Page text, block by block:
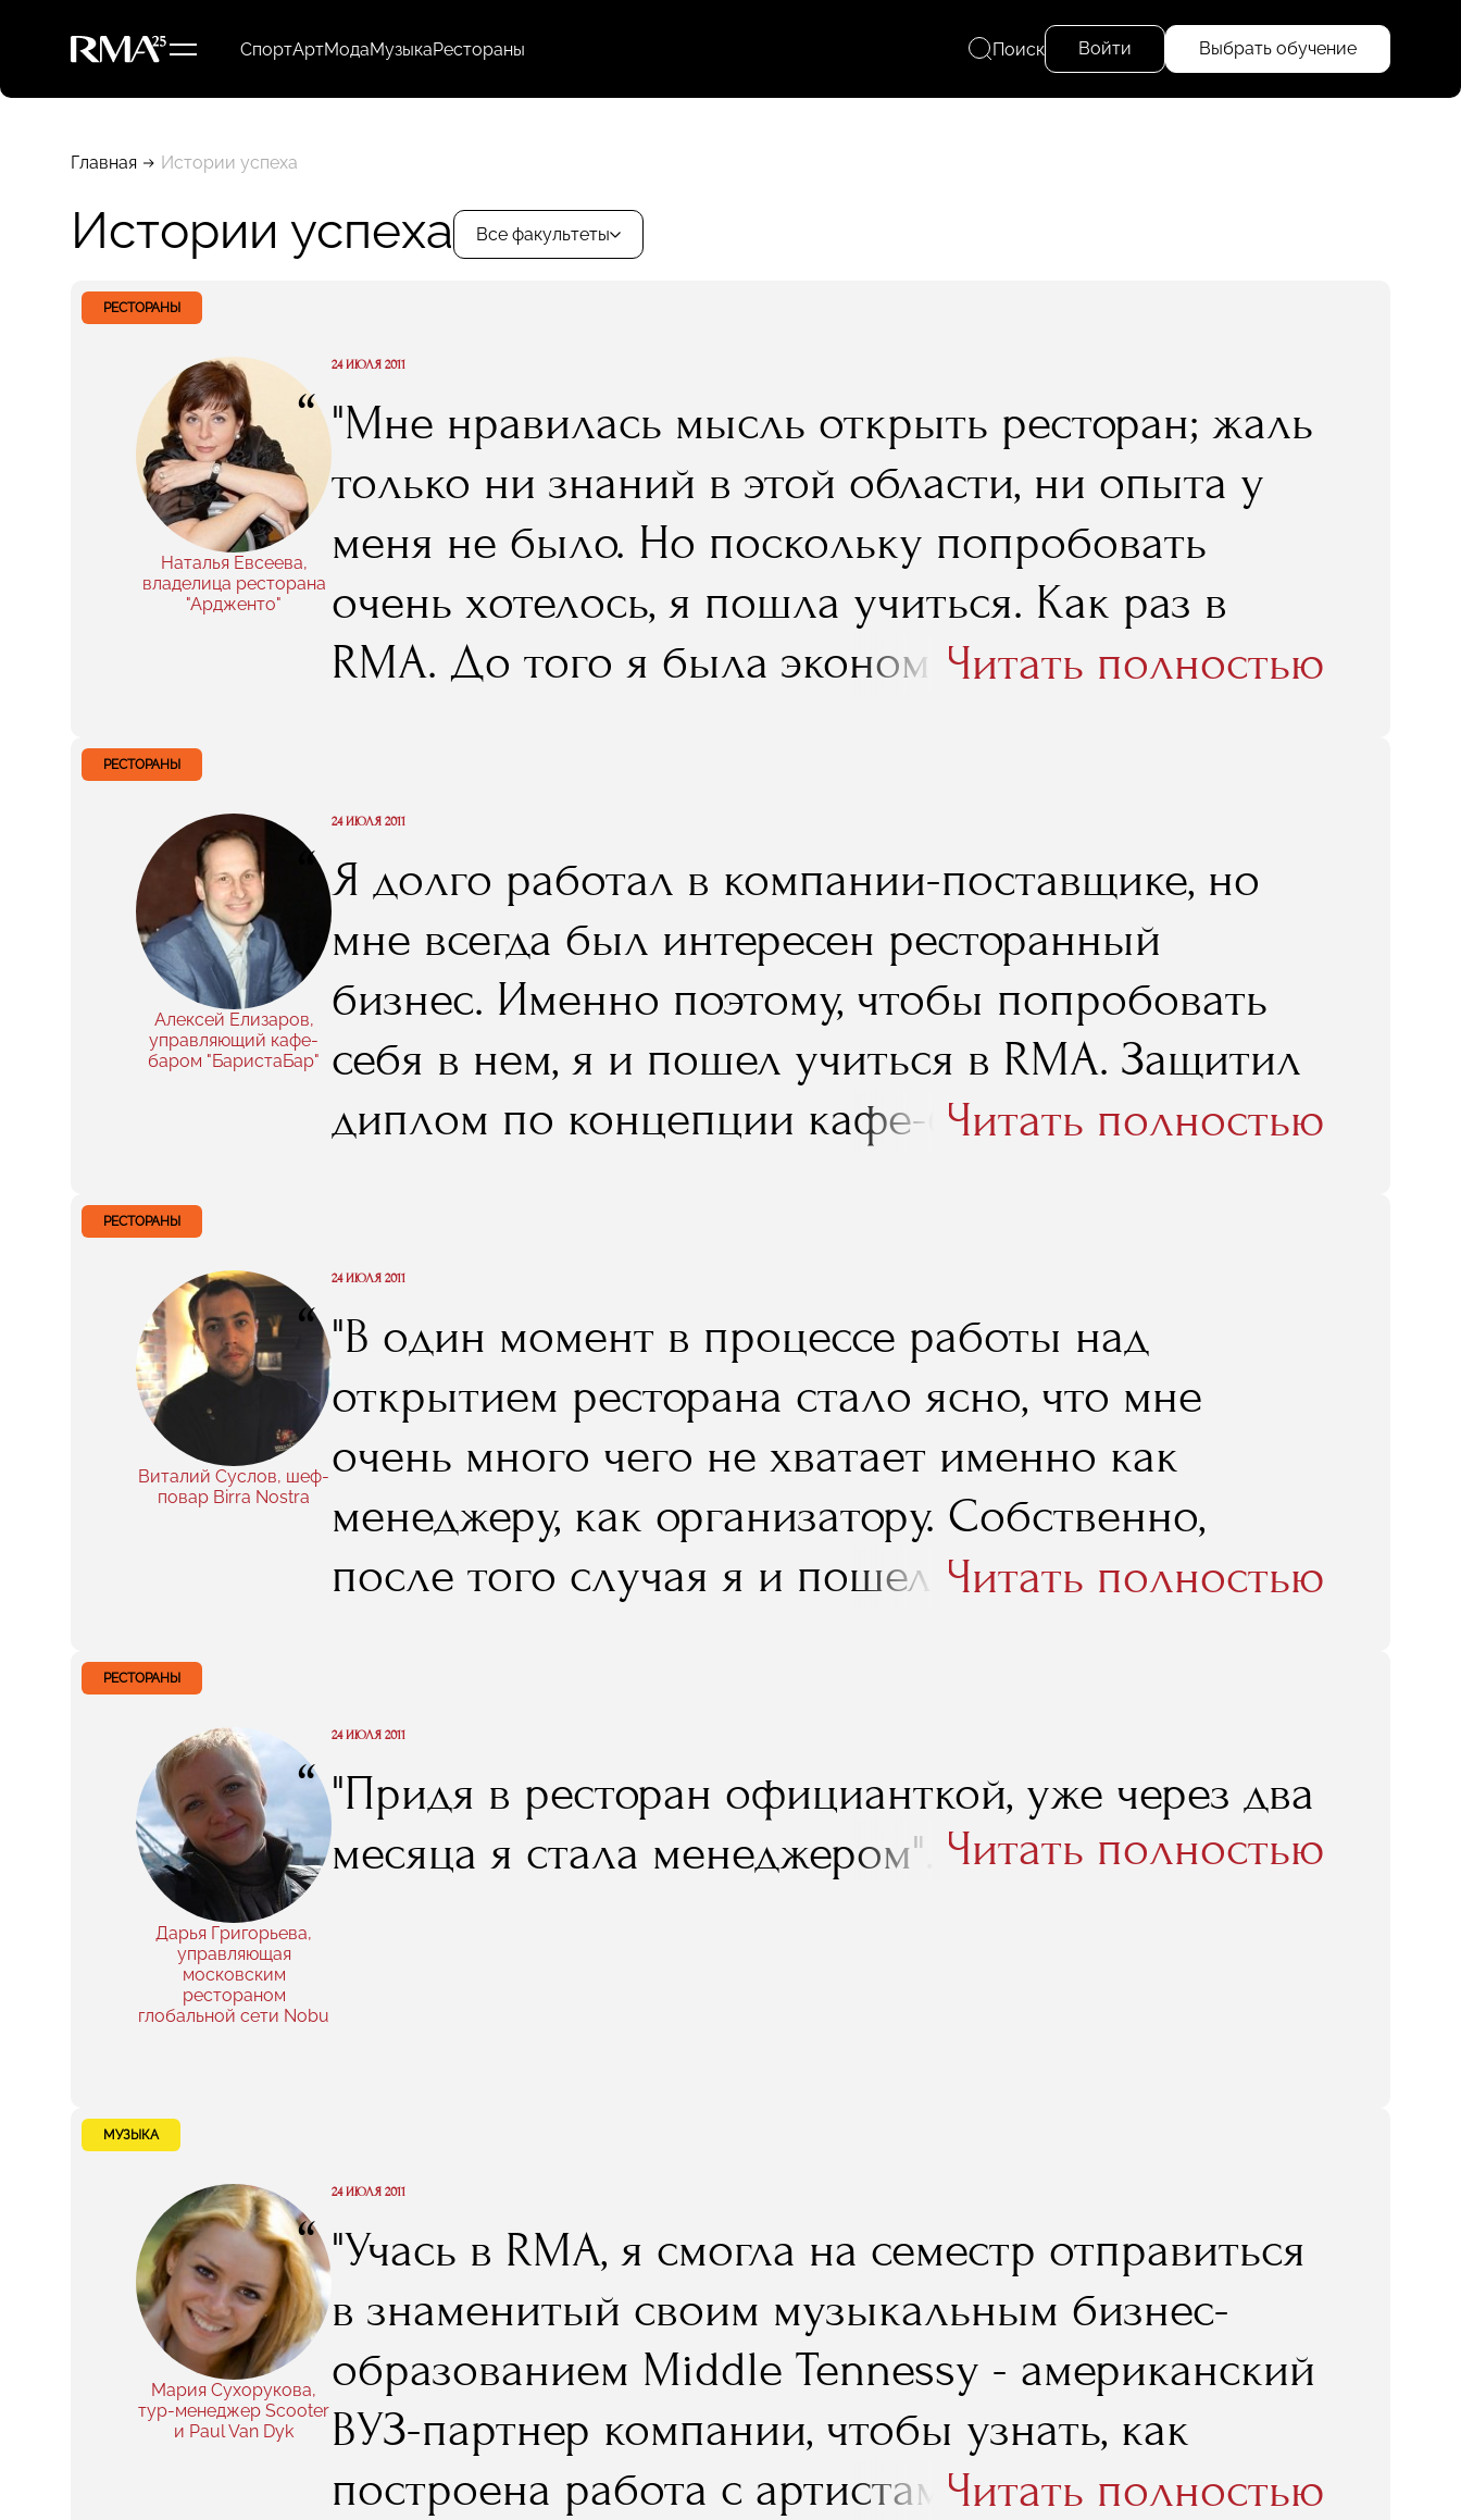
СпортАртМодаМузыкаРестораны Поиск Войти Выбрать обучение
Главная Истории успеха
Истории успеха Все факультеты
РЕСТОРАНЫ
Наталья Евсеева,
владелица ресторана
"Ардженто"
“
24 ИЮЛЯ 2011
"Мне нравилась мысль открыть ресторан; жаль
только ни знаний в этой области, ни опыта у
меня не было. Но поскольку попробовать
очень хотелось, я пошла учиться. Как раз в
RMA. До того я была экономистом по
конечно, в моей нынешней работе очень
помогает. А вот уже профильные знания, те,
без которых не обойтись именно ресторатору,
мне дала учеба в RMA".
Читать полностью
РЕСТОРАНЫ
Алексей Елизаров,
управляющий кафе-
баром "БаристаБар"
“
24 ИЮЛЯ 2011
Я долго работал в компании-поставщике, но
мне всегда был интересен ресторанный
бизнес. Именно поэтому, чтобы попробовать
себя в нем, я и пошел учиться в RMA. Защитил
диплом по концепции кафе-бара, а уже через
Читать полностью
РЕСТОРАНЫ
Виталий Суслов, шеф-
повар Birra Nostra
“
24 ИЮЛЯ 2011
"В один момент в процессе работы над
открытием ресторана стало ясно, что мне
очень много чего не хватает именно как
менеджеру, как организатору. Собственно,
после того случая я и пошел учится в RMA, и
проекте".
Читать полностью
РЕСТОРАНЫ
Дарья Григорьева,
управляющая
московским
рестораном
глобальной сети Nobu
“
24 ИЮЛЯ 2011
"Придя в ресторан официанткой, уже через два
месяца я стала менеджером". Читать полностью
МУЗЫКА
Мария Сухорукова,
тур-менеджер Scooter
и Paul Van Dyk
“
24 ИЮЛЯ 2011
"Учась в RMA, я смогла на семестр отправиться
в знаменитый своим музыкальным бизнес-
образованием Middle Tennessy - американский
ВУЗ-партнер компании, чтобы узнать, как
построена работа с артистами у западных
Читать полностью